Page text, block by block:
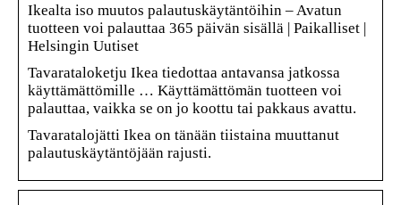
Ikealta iso muutos palautuskäytäntöihin – Avatun
tuotteen voi palauttaa 365 päivän sisällä | Paikalliset |
Helsingin Uutiset
Tavarataloketju Ikea tiedottaa antavansa jatkossa
käyttämättömille … Käyttämättömän tuotteen voi
palauttaa, vaikka se on jo koottu tai pakkaus avattu.
Tavaratalojätti Ikea on tänään tiistaina muuttanut
palautuskäytäntöjään rajusti.